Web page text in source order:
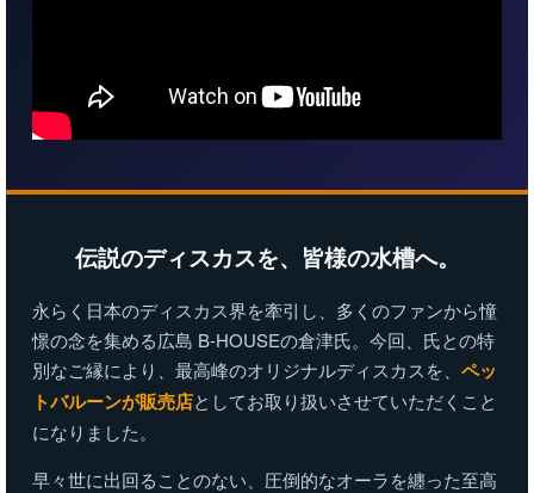
伝説のディスカスを、皆様の水槽へ。
永らく日本のディスカス界を牽引し、多くのファンから憧
憬の念を集める広島 B-HOUSEの倉津氏。今回、氏との特
別なご縁により、最高峰のオリジナルディスカスを、 ペッ
トバルーンが販売店としてお取り扱いさせていただくこと
になりました。
早々世に出回ることのない、圧倒的なオーラを纏った至高